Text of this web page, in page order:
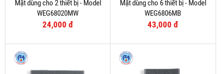
Mặt dùng cho 2 thiết bị - Model
WEG68020MW
24,000 đ
Mặt dùng cho 6 thiết bị - Model
WEG6806MB
43,000 đ